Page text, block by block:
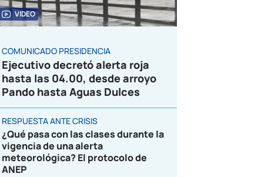
VIDEO
COMUNICADO PRESIDENCIA
Ejecutivo decretó alerta roja
hasta las 04.00, desde arroyo
Pando hasta Aguas Dulces
RESPUESTA ANTE CRISIS
¿Qué pasa con las clases durante la
vigencia de una alerta
meteorológica? El protocolo de
ANEP